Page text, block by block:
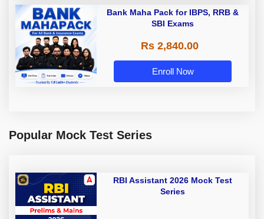
Bank Maha Pack for IBPS, RRB &
SBI Exams
Rs 2,840.00
Enroll Now
Popular Mock Test Series
RBI Assistant 2026 Mock Test
Series